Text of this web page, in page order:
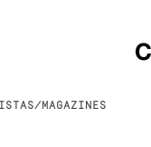
MAGAZINES